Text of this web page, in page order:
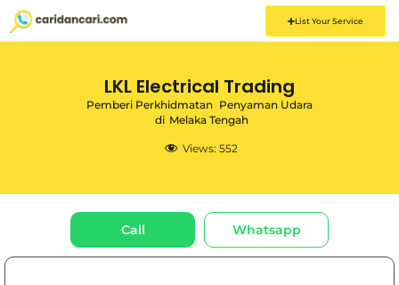
List Your Service
LKL Electrical Trading
Pemberi Perkhidmatan Penyaman Udara
di Melaka Tengah
Views: 552
Call Whatsapp